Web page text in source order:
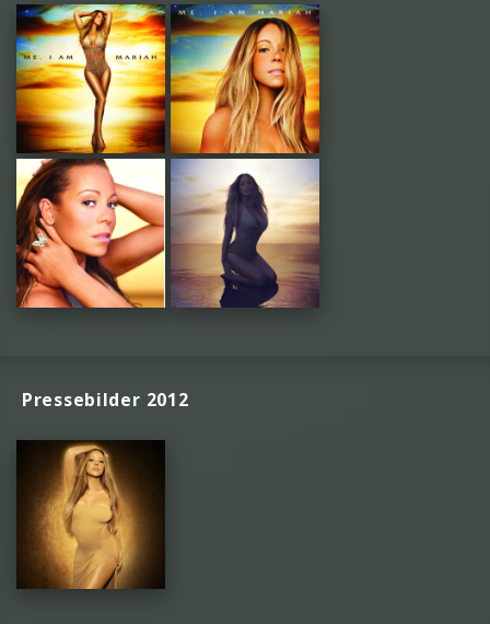
Pressebilder 2012